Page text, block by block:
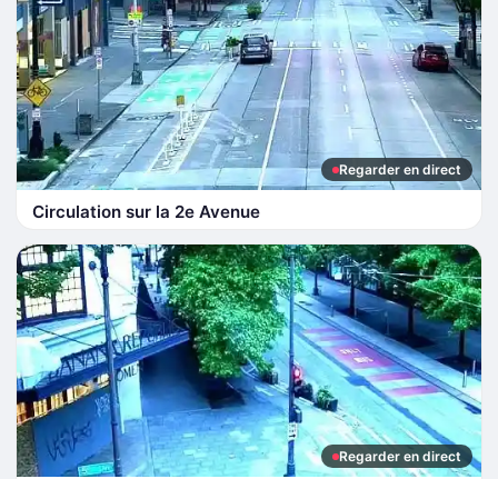
Regarder en direct
Circulation sur la 2e Avenue
Regarder en direct